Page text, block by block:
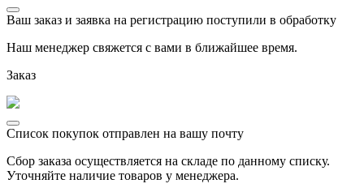
Ваш заказ и заявка на регистрацию поступили в обработку
Наш менеджер свяжется с вами в ближайшее время.
Заказ
Список покупок отправлен на вашу почту
Сбор заказа осуществляется на складе по данному списку.
Уточняйте наличие товаров у менеджера.